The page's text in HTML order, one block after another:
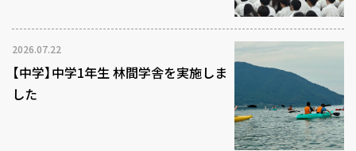
2026.07.22
【中学】中学1年生 林間学舎を実施しま
した